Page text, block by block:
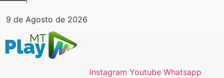
9 de Agosto de 2026
Instagram Youtube Whatsapp